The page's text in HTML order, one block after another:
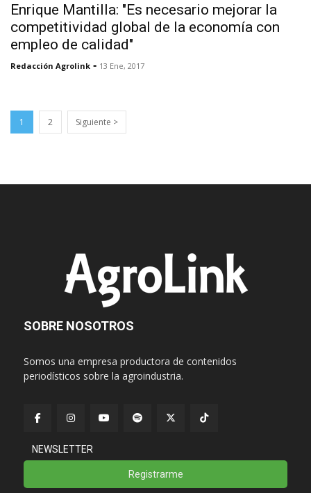
Enrique Mantilla: "Es necesario mejorar la
competitividad global de la economía con
empleo de calidad"
Redacción Agrolink - 13 Ene, 2017
1 2 Siguiente >
SOBRE NOSOTROS
Somos una empresa productora de contenidos
periodísticos sobre la agroindustria.
NEWSLETTER
Registrarme